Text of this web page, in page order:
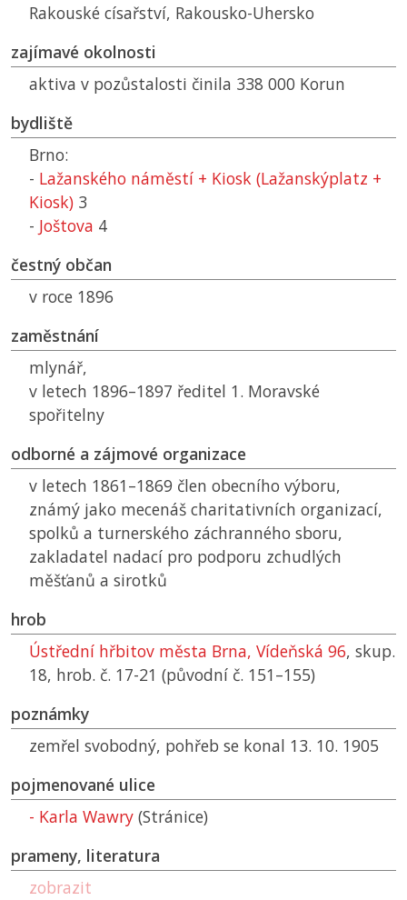
Rakouské císařství, Rakousko-Uhersko
zajímavé okolnosti
aktiva v pozůstalosti činila 338 000 Korun
bydliště
Brno:
- Lažanského náměstí + Kiosk (Lažanskýplatz +
Kiosk) 3
- Joštova 4
čestný občan
v roce 1896
zaměstnání
mlynář,
v letech 1896–1897 ředitel 1. Moravské
spořitelny
odborné a zájmové organizace
v letech 1861–1869 člen obecního výboru,
známý jako mecenáš charitativních organizací,
spolků a turnerského záchranného sboru,
zakladatel nadací pro podporu zchudlých
měšťanů a sirotků
hrob
Ústřední hřbitov města Brna, Vídeňská 96, skup.
18, hrob. č. 17-21 (původní č. 151–155)
poznámky
zemřel svobodný, pohřeb se konal 13. 10. 1905
pojmenované ulice
- Karla Wawry (Stránice)
prameny, literatura
zobrazit